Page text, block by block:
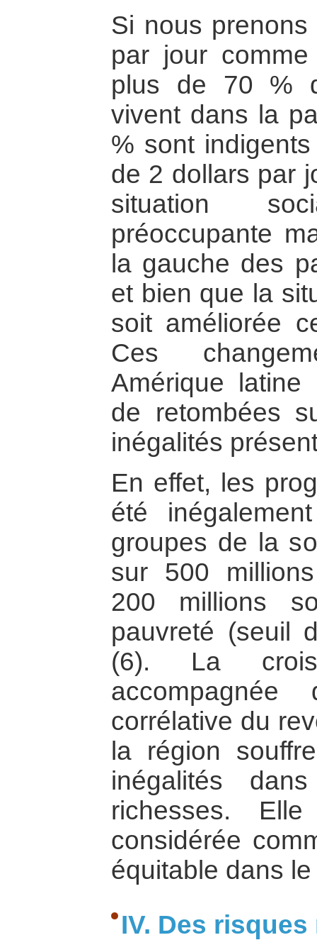
Si nous
par jour
plus de 70 %
vivent dans la
% sont
de 2 dollars par
situation
préoccupante
la gauche des
et bien que la
soit améliorée
Ces
Amérique latine
de retombées
inégalités
En effet, les
été
groupes de la
sur 500
200 millions
pauvreté (seuil
(6). La
accompagnée
corrélative du
la région
inégalités
richesses.
considérée
équitable dans
IV. Des